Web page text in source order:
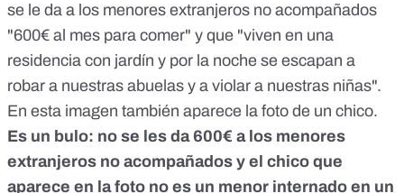
se le da a los menores extranjeros no acompañados
"600€ al mes para comer" y que "viven en una
residencia con jardín y por la noche se escapan a
robar a nuestras abuelas y a violar a nuestras niñas".
En esta imagen también aparece la foto de un chico.
Es un bulo: no se les da 600€ a los menores
extranjeros no acompañados y el chico que
aparece en la foto no es un menor internado en un